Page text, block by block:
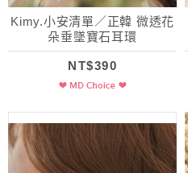
Kimy.小安清單／正韓 微透花
朵垂墜寶石耳環
NT$390